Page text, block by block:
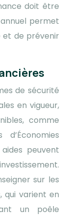
doit être
permet
et de prévenir
de sécurité
en vigueur,
comme
peuvent
sur les
qui varient en
un poêle